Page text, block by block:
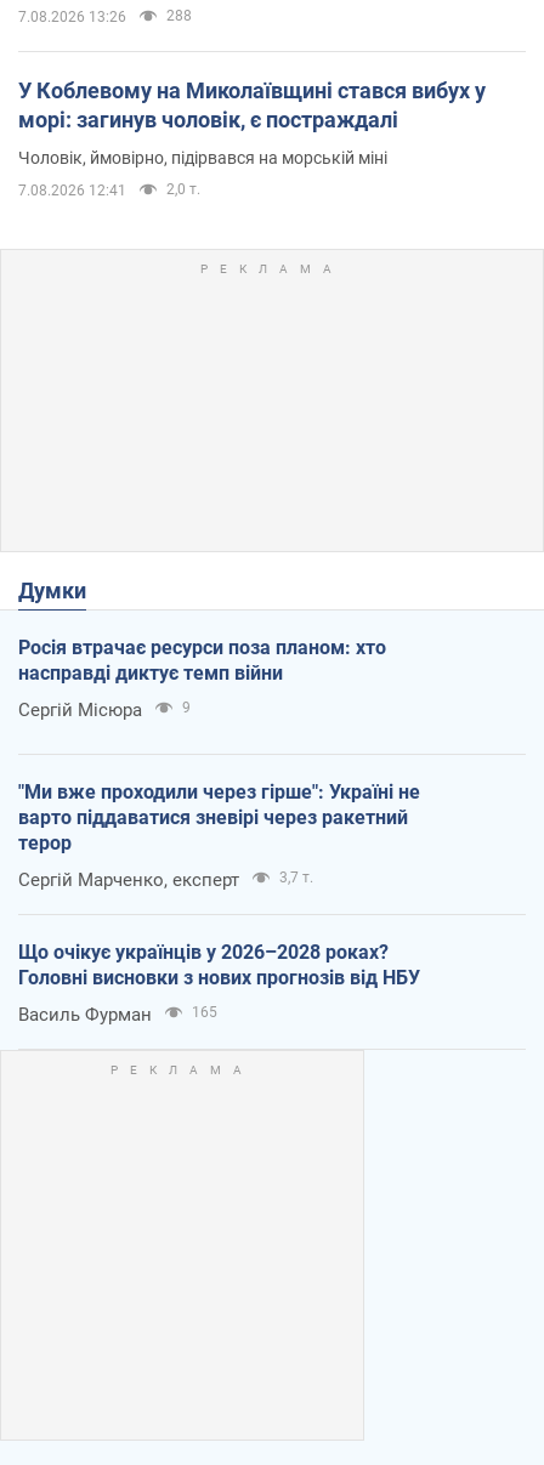
7.08.2026 13:26 288
У Коблевому на Миколаївщині стався вибух у
морі: загинув чоловік, є постраждалі
Чоловік, ймовірно, підірвався на морській міні
7.08.2026 12:41 2,0 т.
Думки
Росія втрачає ресурси поза планом: хто
насправді диктує темп війни
Сергій Місюра 9
"Ми вже проходили через гірше": Україні не
варто піддаватися зневірі через ракетний
терор
Сергій Марченко, експерт 3,7 т.
Що очікує українців у 2026–2028 роках?
Головні висновки з нових прогнозів від НБУ
Василь Фурман 165